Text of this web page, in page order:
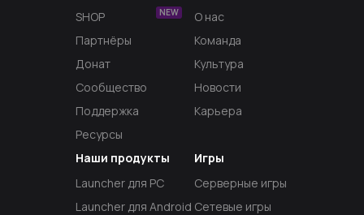
SHOP
NEW
Партнёры
Донат
Сообщество
Поддержка
Ресурсы
Наши продукты
Launcher для PC
Launcher для Android
Игры
Серверные игры
Сетевые игры
О нас
Команда
Культура
Новости
Карьера